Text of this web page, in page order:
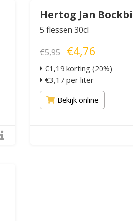
Hertog Jan
5 flessen 30cl
€5,95 €4,76
€1,19 korting (20%)
€3,17 per liter
Bekijk online